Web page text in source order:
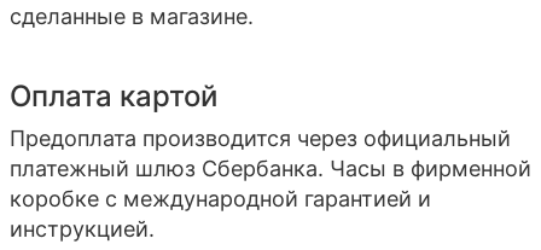
сделанные в магазине.
Оплата картой
Предоплата производится через официальный
платежный шлюз Сбербанка. Часы в фирменной
коробке с международной гарантией и
инструкцией.